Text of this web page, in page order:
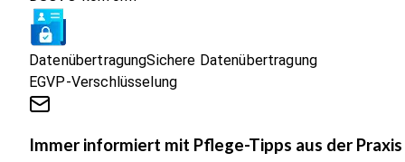
DatenübertragungSichere Datenübertragung
EGVP-Verschlüsselung
Immer informiert mit Pflege-Tipps aus der Praxis